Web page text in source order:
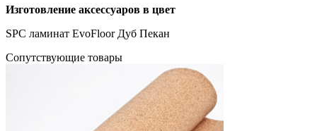
Изготовление аксессуаров в цвет
SPC ламинат EvoFloor Дуб Пекан
Cопутствующие товары